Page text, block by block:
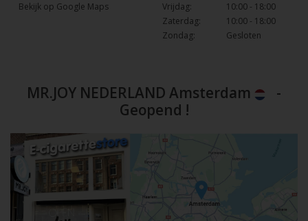
Bekijk op Google Maps
Vrijdag:
10:00 - 18:00
Zaterdag:
10:00 - 18:00
Zondag:
Gesloten
MR.JOY NEDERLAND Amsterdam
-
Geopend !